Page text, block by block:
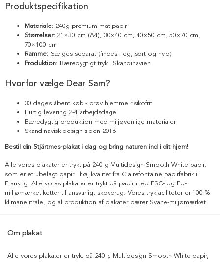
Produktspecifikation
Materiale: 240g premium mat papir
Størrelser: 21×30 cm (A4), 30×40 cm, 40×50 cm, 50×70 cm,
70×100 cm
Ramme: Sælges separat (findes i eg, sort og hvid)
Produktion: Bæredygtigt tryk i Skandinavien
Hvorfor vælge Dear Sam?
30 dages åbent køb - prøv hjemme risikofrit
Hurtig levering 2-4 arbejdsdage
Bæredygtig produktion med miljøvenlige materialer
Skandinavisk design siden 2016
Bestil din Stjärtmes-plakat i dag og bring naturen ind i dit hjem!
Alle vores plakater er trykt på 240 g Multidesign Smooth White-papir,
som er et ubelagt papir i høj kvalitet fra Clairefontaine papirfabrik i
Frankrig. Alle vores plakater er trykt på papir med FSC- og EU-
miljømærketiketter til ansvarligt skovbrug. Vores trykfaciliteter er 100 %
klimaneutrale, og al produktion af plakater bærer Svane-miljømærket.
Om plakat
Alle vores plakater er trykt på 240 g Multidesign Smooth White-papir,